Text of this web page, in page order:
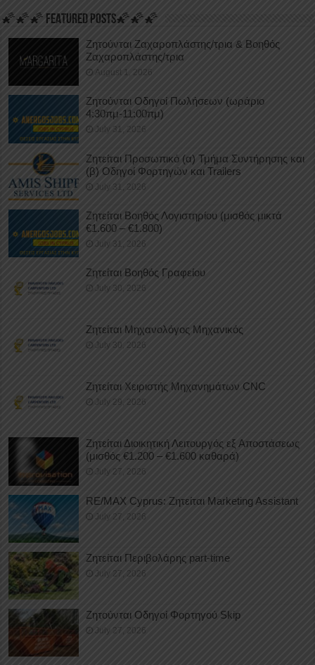
🌠🌠🌠 FEATURED POSTS🌠🌠🌠
Ζητούνται Ζαχαροπλάστης/τρια & Βοηθός
Ζαχαροπλάστης/τρια
August 1, 2026
Ζητούνται Οδηγοί Πωλήσεων (ωράριο
4:30πμ-11:00πμ)
July 31, 2026
Ζητείται Προσωπικό (α) Τμήμα Συντήρησης και
(β) Οδηγοί Φορτηγών και Trailers
July 31, 2026
Ζητείται Βοηθός Λογιστηρίου (μισθός μικτά
€1.600 – €1.800)
July 31, 2026
Ζητείται Βοηθός Γραφείου
July 30, 2026
Ζητείται Μηχανολόγος Μηχανικός
July 30, 2026
Ζητείται Χειριστής Μηχανημάτων CNC
July 29, 2026
Ζητείται Διοικητική Λειτουργός εξ Αποστάσεως
(μισθός €1.200 – €1.600 καθαρά)
July 27, 2026
RE/MAX Cyprus: Ζητείται Marketing Assistant
July 27, 2026
Ζητείται Περιβολάρης part-time
July 27, 2026
Ζητούνται Οδηγοί Φορτηγού Skip
July 27, 2026